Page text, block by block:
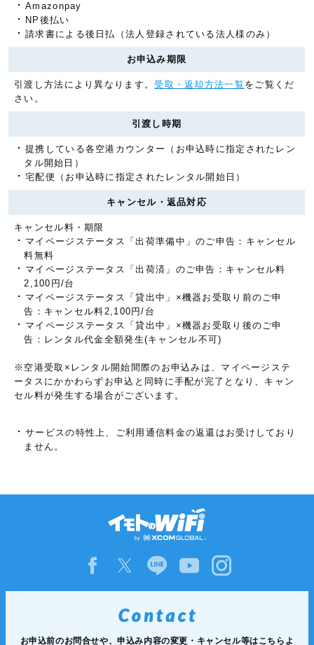
Amazonpay
NP後払い
請求書による後日払（法人登録されている法人様のみ）
お申込み期限
引渡し方法により異なります。受取・返却方法一覧 をご覧くだ
さい。
引渡し時期
提携している各空港カウンター（お申込時に指定されたレン
タル開始日）
宅配便（お申込時に指定されたレンタル開始日）
キャンセル・返品対応
キャンセル料・期限
マイページステータス「出荷準備中」のご申告：キャンセル
料無料
マイページステータス「出荷済」のご申告：キャンセル料
2,100円/台
マイページステータス「貸出中」×機器お受取り前のご申
告：キャンセル料2,100円/台
マイページステータス「貸出中」×機器お受取り後のご申
告：レンタル代金全額発生(キャンセル不可)
※空港受取×レンタル開始間際のお申込みは、マイページステ
ータスにかかわらずお申込と同時に手配が完了となり、キャン
セル料が発生する場合がございます。
サービスの特性上、ご利用通信料金の返還はお受けしており
ません。
お申込前のお問合せや、申込み内容の変更・キャンセル等はこちらよ